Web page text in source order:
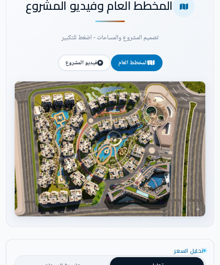
المخطط العام وفيديو المشروع
تصميم المشروع والمساحات - اضغط للتكبير
المخطط العام فيديو المشروع
تحليل السعر